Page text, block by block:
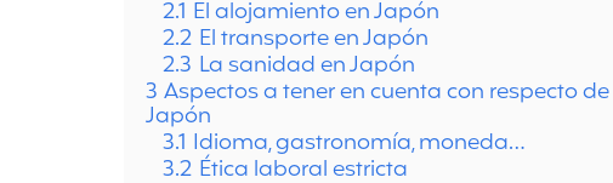
2.1 El alojamiento en Japón
2.2 El transporte en Japón
2.3 La sanidad en Japón
3 Aspectos a tener en cuenta con respecto
Japón
3.1 Idioma, gastronomía, moneda…
3.2 Ética laboral estricta